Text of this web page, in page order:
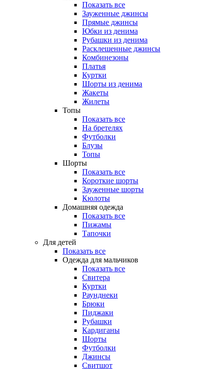
Показать все
Зауженные джинсы
Прямые джинсы
Юбки из денима
Рубашки из денима
Расклешенные джинсы
Комбинезоны
Платья
Куртки
Шорты из денима
Жакеты
Жилеты
Топы
Показать все
На бретелях
Футболки
Блузы
Топы
Шорты
Показать все
Короткие шорты
Зауженные шорты
Кюлоты
Домашняя одежда
Показать все
Пижамы
Тапочки
Для детей
Показать все
Одежда для мальчиков
Показать все
Свитера
Куртки
Раунднеки
Брюки
Пиджаки
Рубашки
Кардиганы
Шорты
Футболки
Джинсы
Свитшот